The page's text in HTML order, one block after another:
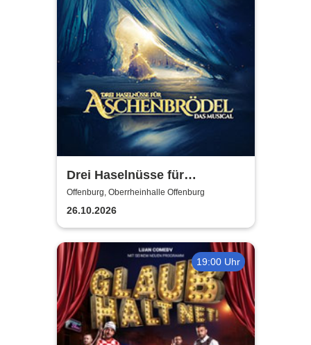
Drei Haselnüsse für
Aschenbrödel - Das Musical
Offenburg, Oberrheinhalle Offenburg
26.10.2026
19:00 Uhr